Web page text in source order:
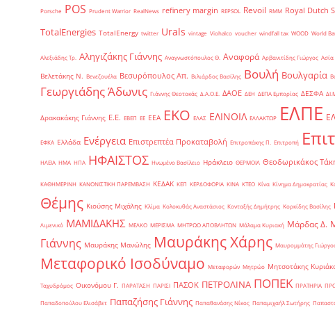
Porsche POS Prudent Warrior RealNews refinery margin REPSOL Revoil RMM Royal Dutch
TotalEnergies TotalEnergy twitter Urals vintage Viohalco voucher windfall tax WOOD World
Αλεξιάδης Τρ. Αληγιζάκης Γιάννης Αναγνωστόπουλος Θ. Αναφορά Αρβανιτίδης Γιώργος Ασία
Βελετάκης Ν. Βενεζουέλα Βεσυρόπουλος Απ. Βιλιάρδος Βασίλης Βουλή Βουλγαρία
Γεωργιάδης Άδωνις Γιάννης Θεοτοκάς Δ.Α.Ο.Ε. ΔΑΟΕ ΔΕΗ ΔΕΠΑ Εμπορίας ΔΕΣΦΑ
Δρακακάκης Γιάννης Ε.Ε. ΕΒΕΠ ΕΕ ΕΕΑ ΕΚΟ ΕΛΑΣ ΕΛΙΝΟΙΛ ΕΛΛΑΚΤΩΡ ΕΛΠΕ
ΕΦΚΑ Ελλάδα Ενέργεια Επιστρεπτέα Προκαταβολή Επιτροπάκης Π. Επιτροπή
ΗΛΕΙΑ ΗΜΑ ΗΠΑ ΗΦΑΙΣΤΟΣ Ηνωμένο Βασίλειο Ηράκλειο ΘΕΡΜΟΙΛ Θεοδωρικάκος
ΚΑΘΗΜΕΡΙΝΗ ΚΑΝΟΝΙΣΤΙΚΗ ΠΑΡΕΜΒΑΣΗ ΚΕΔΑΚ ΚΕΠ ΚΕΡΔΟΦΟΡΙΑ ΚΙΝΑ ΚΤΕΟ Κίνα Κίνημα Δημοκρατίας
Θέμης Κιούσης Μιχάλης Κλίμα Κολοκυθάς Αναστάσιος Κονταξής Δημήτρης Κορκίδης Βασίλης
Λιμενικό ΜΑΜΙΔΑΚΗΣ ΜΕΛΚΟ ΜΕΡΙΣΜΑ ΜΗΤΡΩΟ ΑΠΟΒΛΗΤΩΝ Μάλαμα Κυριακή Μάρδας Δ.
Γιάννης Μαυράκης Μανώλης Μαυράκης Χάρης Μαυρομμάτης
Μεταφορικό Ισοδύναμο Μεταφορών Μητρώο Μητσοτάκης
Ταχυδρόμος Οικονόμου Γ. ΠΑΡΑΤΑΣΗ ΠΑΡΙΣΙ ΠΑΣΟΚ ΠΕΤΡΟΛΙΝΑ ΠΟΠΕΚ ΠΡΑΤΗΡΙΑ
Παπαδοπούλου Ελισάβετ Παπαζήσης Γιάννης Παπαθανάσης Νίκος Παπαμιχαήλ Σωτήρης